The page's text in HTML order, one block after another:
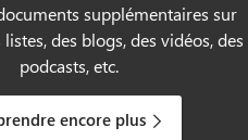
supplémentaires sur
des blogs, des vidéos, des
podcasts, etc.
encore plus